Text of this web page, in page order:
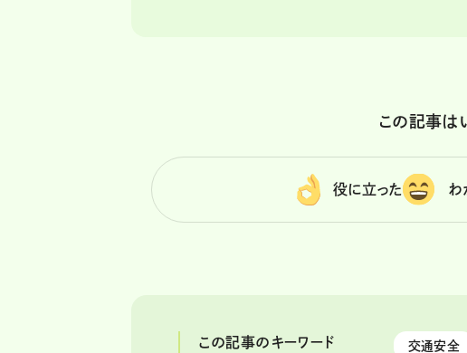
この記事は
役に立った わ
この記事のキーワード 交通安全